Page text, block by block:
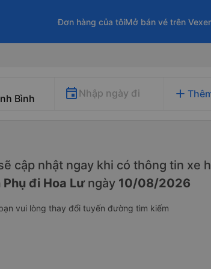
Đơn hàng của tôiMở bán vé trên
Nhập ngày đi add
cập nhật ngay khi có thông tin xe
Phụ đi Hoa Lưngày 10/08/2026
vui lòng thay đổi tuyến đường tìm kiếm